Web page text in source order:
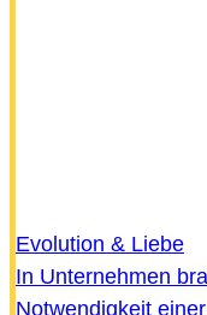
Evolution & Liebe
In Unternehmen
Notwendigkeit